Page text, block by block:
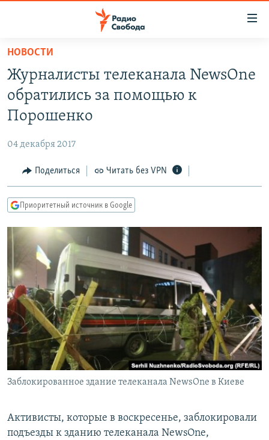
упрощенного
доступа
Вернуться
основному
Вернутся
Вернутся
поиску
ПОДКАСТЫ
АВТОРСКИЕ ПРОЕКТЫ
МНЕНИЯ
КУЛЬТУРА
КАВКАЗ.РЕАЛИИ
СЕВЕР.РЕАЛИИ
СИБИРЬ.РЕАЛИИ
РАСПИСАНИЕ ВЕЩАНИЯ
ПОДПИШИТЕСЬ НА РАССЫЛКУ
СОЦИАЛЬНЫЕ СЕТИ
Все сайты РСЕ/РС
НОВОСТИ
Журналисты телеканала NewsOne
обратились за помощью к
Порошенко
04 декабря 2017
Поделиться Читать без VPN
Приоритетный источник в Google
Заблокированное здание телеканала NewsOne в Киеве
Активисты, которые в воскресенье, заблокировали
подъезды к зданию телеканала NewsOne,